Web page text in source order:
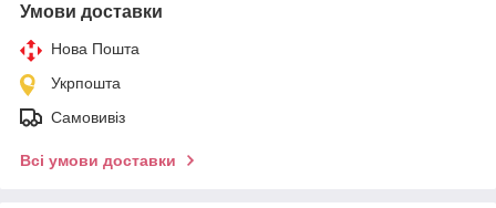
Умови доставки
Нова Пошта
Укрпошта
Самовивіз
Всі умови доставки